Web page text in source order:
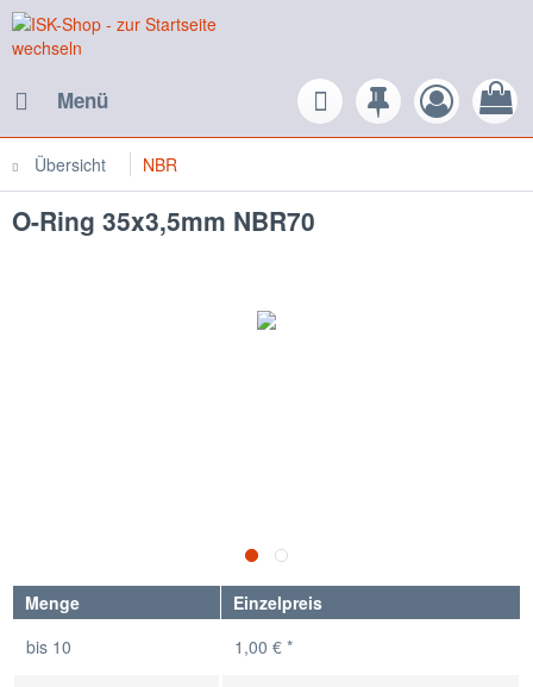
Menü
Übersicht NBR
O-Ring 35x3,5mm NBR70
Menge
Einzelpreis
bis 10 1,00 € *